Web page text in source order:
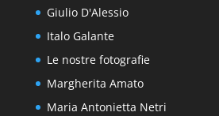
Giulio D'Alessio
Italo Galante
Le nostre fotografie
Margherita Amato
Maria Antonietta Netri